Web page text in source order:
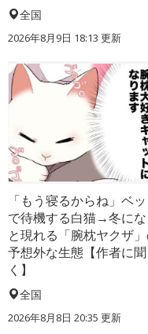
全国
2026年8月9日 18:13 更新
「もう寝るからね」ベ
で待機する白猫→冬にな
と現れる「腕枕ヤクザ
予想外な生態【作者に聞
く】
全国
2026年8月8日 20:35 更新